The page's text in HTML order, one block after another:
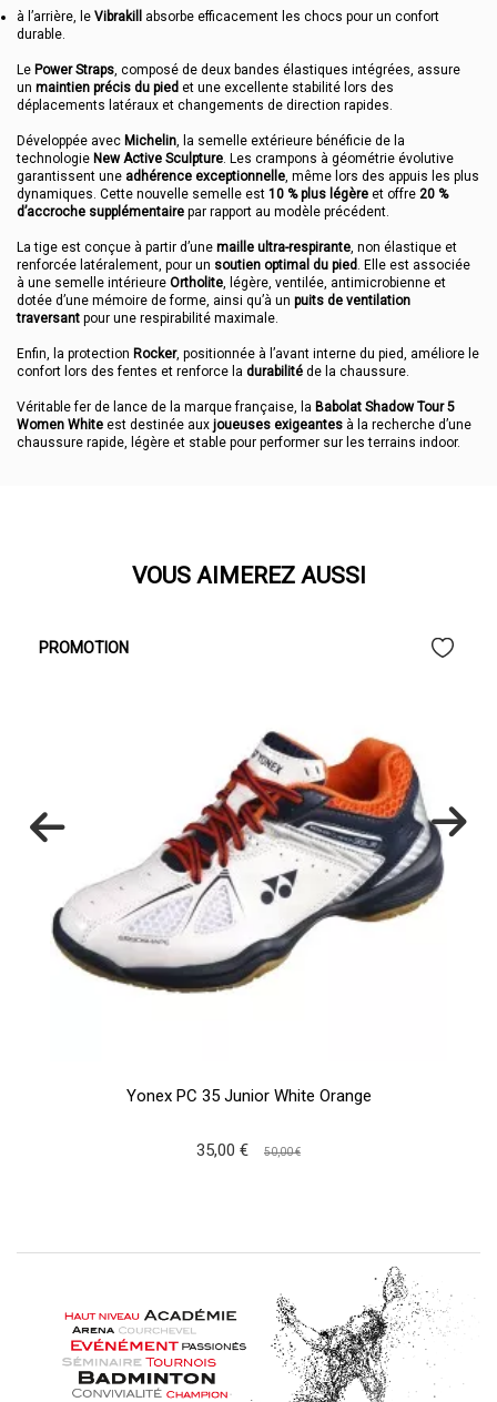
à l’arrière, le Vibrakill
absorbe efficacement les chocs pour un confort
durable.
Le Power Straps, composé de deux bandes élastiques intégrées, assure
un maintien précis du pied et une excellente stabilité lors des
déplacements latéraux et changements de direction rapides.
Développée avec Michelin, la semelle extérieure bénéficie de la
technologie New Active Sculpture. Les crampons à géométrie évolutive
garantissent une adhérence exceptionnelle, même lors des appuis les plus
dynamiques. Cette nouvelle semelle est 10 % plus légère et offre 20 %
d’accroche supplémentaire par rapport au modèle précédent.
La tige est conçue à partir d’une maille ultra-respirante, non élastique et
renforcée latéralement, pour un soutien optimal du pied. Elle est associée
à une semelle intérieure Ortholite, légère, ventilée, antimicrobienne et
dotée d’une mémoire de forme, ainsi qu’à un puits de ventilation
traversant pour une respirabilité maximale.
Enfin, la protection Rocker, positionnée à l’avant interne du pied, améliore le
confort lors des fentes et renforce la durabilité de la chaussure.
Véritable fer de lance de la marque française, la Babolat Shadow Tour 5
Women White est destinée aux joueuses exigeantes à la recherche d’une
chaussure rapide, légère et stable pour performer sur les terrains indoor.
VOUS AIMEREZ AUSSI
PROMOTION
Yonex PC 35 Junior White Orange
35,00 € 50,00 €